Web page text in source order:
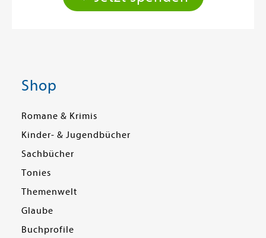
Shop
Romane & Krimis
Kinder- & Jugendbücher
Sachbücher
Tonies
Themenwelt
Glaube
Buchprofile